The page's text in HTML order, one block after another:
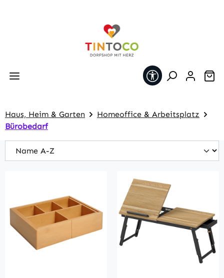
Werkzeugleiste
Haus, Heim & Garten
Homeoffice & Arbeitsplatz
Bürobedarf